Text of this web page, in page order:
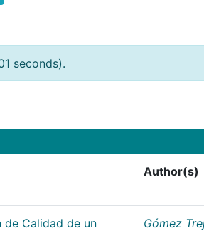
seconds).
Author(s)
de Calidad de un
Gómez